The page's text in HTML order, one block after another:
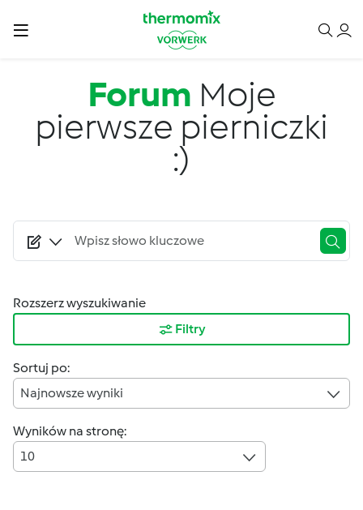
Forum Moje
pierwsze pierniczki
:)
Rozszerz wyszukiwanie
Filtry
Sortuj po:
Najnowsze wyniki
Wyników na stronę:
10